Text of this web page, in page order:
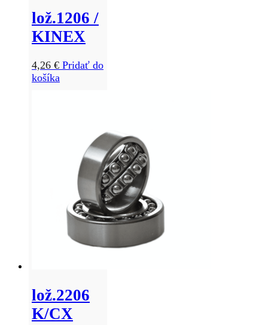
lož.1206 /
KINEX
4,26 € Pridať do
košíka
lož.2206
K/CX